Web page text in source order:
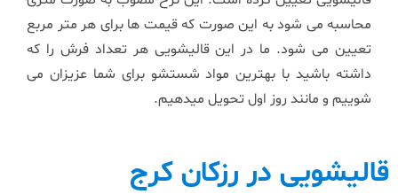
محاسبه می شود به این صورت که قیمت ها برای هر متر مربع
تعیین می شود. ما در این قالیشویی هر تعداد فرش را که
داشته باشید با بهترین مواد شستشو برای شما عزیزان می
شوییم و مانند روز اول تحویل میدهیم.
قالیشویی در رزکان کرج